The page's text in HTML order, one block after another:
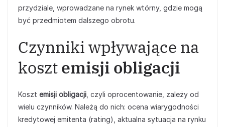
przydziale, wprowadzane na rynek wtórny, gdzie mogą
być przedmiotem dalszego obrotu.
Czynniki wpływające na
kosztemisji obligacji
Koszt emisji obligacji , czyli oprocentowanie, zależy od
wielu czynników. Należą do nich: ocena wiarygodności
kredytowej emitenta (rating), aktualna sytuacja na rynku